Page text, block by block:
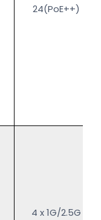
24(PoE++)
4 x 1G/2.5G